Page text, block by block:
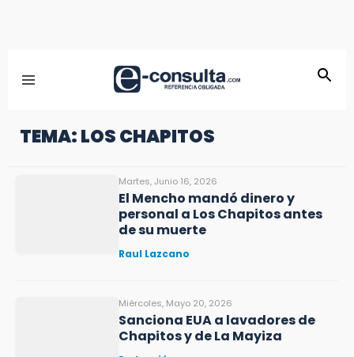
TEMA: LOS CHAPITOS
Martes, Junio 16, 2026
El Mencho mandó dinero y
personal a Los Chapitos antes
de su muerte
Raul Lazcano
Miércoles, Mayo 20, 2026
Sanciona EUA a lavadores de
Chapitos y de La Mayiza